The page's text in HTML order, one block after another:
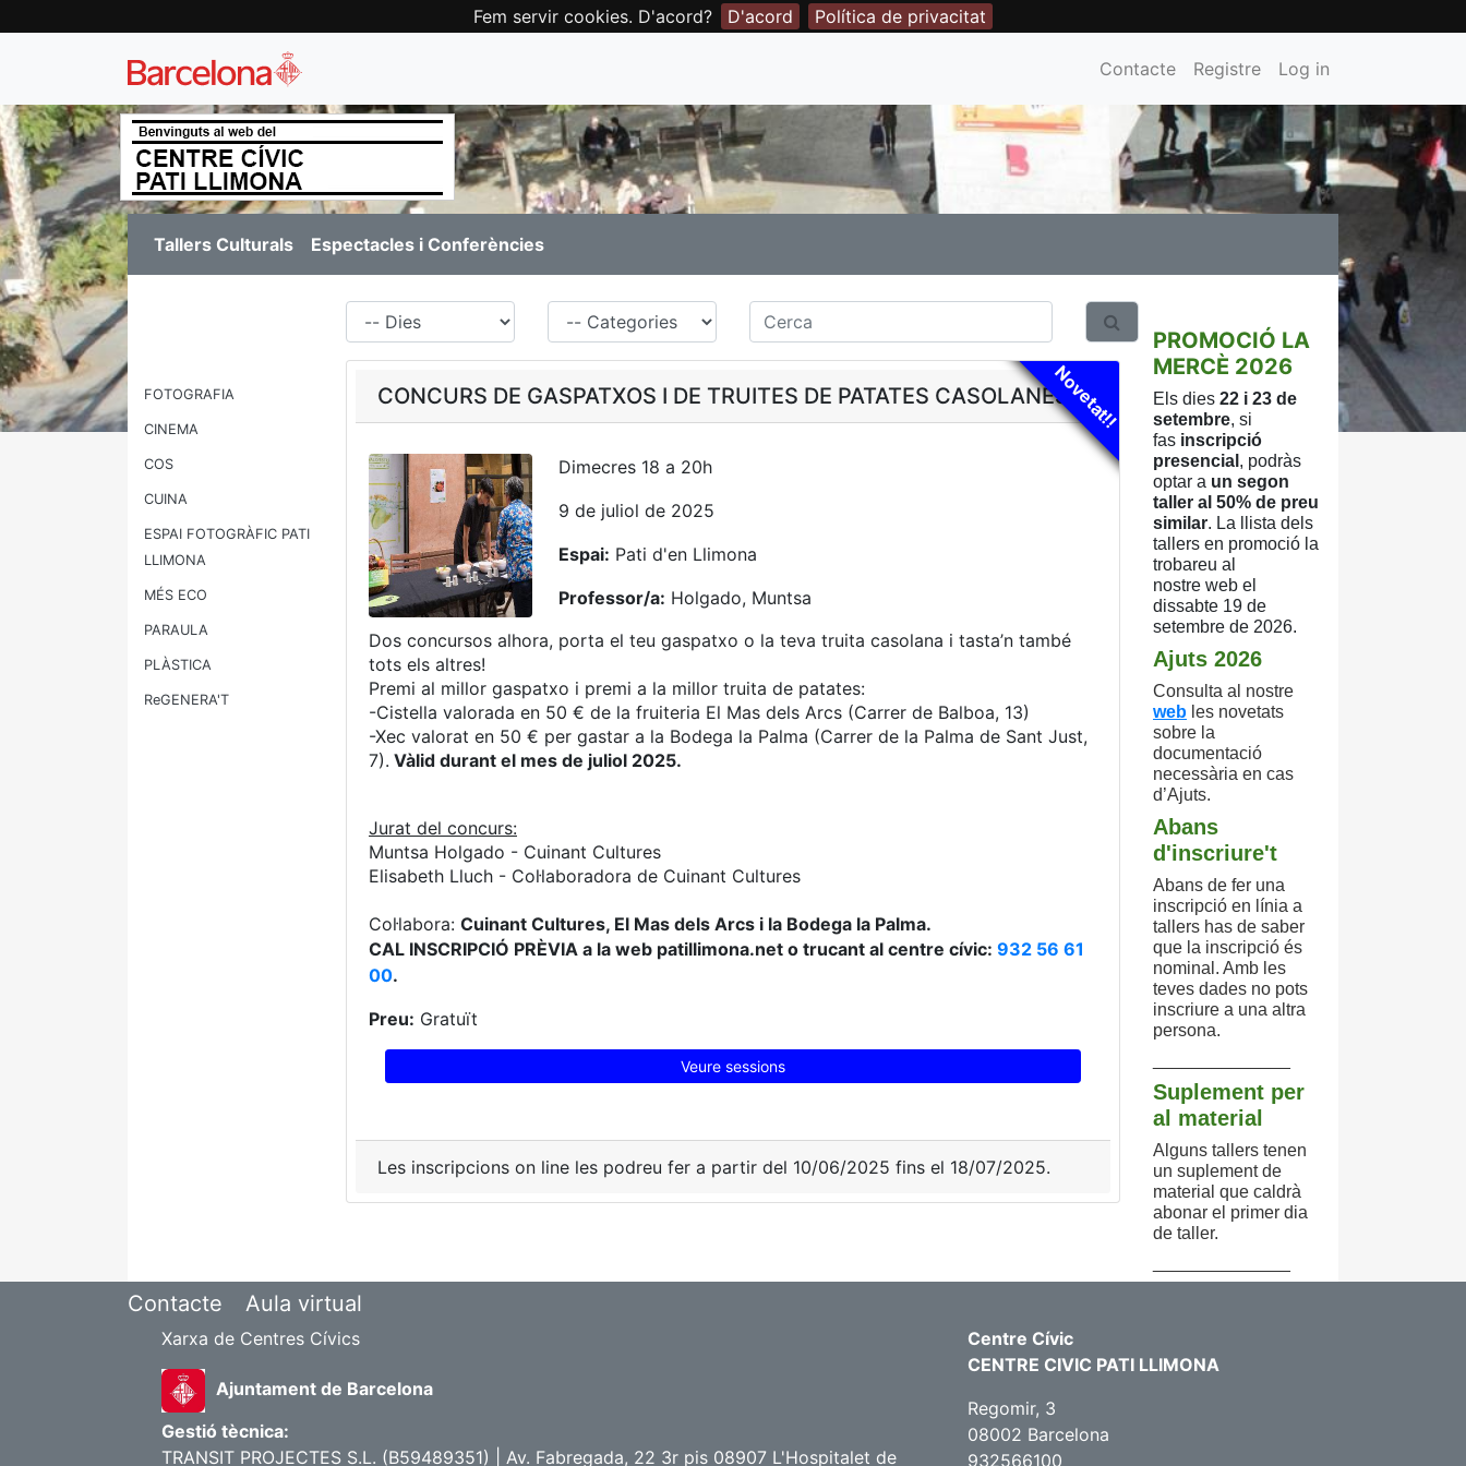
Fem servir cookies. D'acord? D'acord Política de privacitat
Contacte Registre Log in
Tallers Culturals Espectacles i Conferències
FOTOGRAFIA
CINEMA
COS
CUINA
ESPAI FOTOGRÀFIC PATI
LLIMONA
MÉS ECO
PARAULA
PLÀSTICA
ReGENERA'T
Cerca
Novetat!!
CONCURS DE GASPATXOS I DE TRUITES DE PATATES CASOLANES!
Dimecres 18 a 20h
9 de juliol de 2025
Espai: Pati d'en Llimona
Professor/a: Holgado, Muntsa
Dos concursos alhora, porta el teu gaspatxo o la teva truita casolana i tasta’n també
tots els altres!
Premi al millor gaspatxo i premi a la millor truita de patates:
-Cistella valorada en 50 € de la fruiteria El Mas dels Arcs (Carrer de Balboa, 13)
-Xec valorat en 50 € per gastar a la Bodega la Palma (Carrer de la Palma de Sant Just,
7). Vàlid durant el mes de juliol 2025.
Jurat del concurs:
Muntsa Holgado - Cuinant Cultures
Elisabeth Lluch - Col·laboradora de Cuinant Cultures
Col·labora: Cuinant Cultures, El Mas dels Arcs i la Bodega la Palma.
CAL INSCRIPCIÓ PRÈVIA a la web patillimona.net o trucant al centre cívic: 932 56 61
00.
Preu: Gratuït
Veure sessions
Les inscripcions on line les podreu fer a partir del 10/06/2025 fins el 18/07/2025.
PROMOCIÓ LA
MERCÈ 2026
Els dies 22 i 23 de
setembre, si
fas inscripció
presencial , podràs
optar a un segon
taller al 50% de preu
similar. La llista dels
tallers en promoció la
trobareu al
nostre web el
dissabte 19 de
setembre de 2026.
Ajuts 2026
Consulta al nostre
web les novetats
sobre la
documentació
necessària en cas
d’Ajuts.
Abans
d'inscriure't
Abans de fer una
inscripció en línia a
tallers has de saber
que la inscripció és
nominal. Amb les
teves dades no pots
inscriure a una altra
persona.
Suplement per
al material
Alguns tallers tenen
un suplement de
material que caldrà
abonar el primer dia
de taller.
Contacte Aula virtual
Xarxa de Centres Cívics
Ajuntament de Barcelona
Gestió tècnica:
TRANSIT PROJECTES S.L. (B59489351) | Av. Fabregada, 22 3r pis 08907 L'Hospitalet de
Centre Cívic
CENTRE CIVIC PATI LLIMONA
Regomir, 3
08002 Barcelona
932566100